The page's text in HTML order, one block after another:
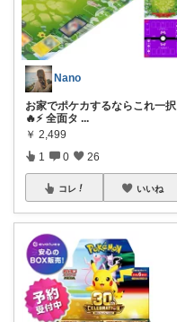
Nano
お家でポケカするならこれ一択
🔥⚡️ 全面タ ...
￥ 2,499
1 0 26
コレ いいね